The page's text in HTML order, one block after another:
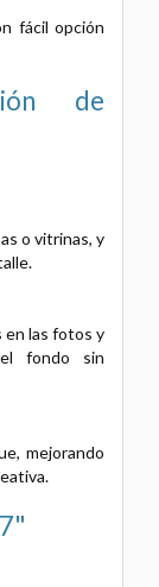
fácil opción
de
o vitrinas, y
las fotos y
fondo sin
mejorando